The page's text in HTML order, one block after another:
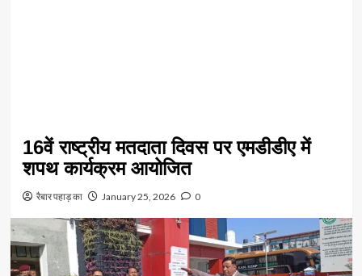
16वें राष्ट्रीय मतदाता दिवस पर एमडीडीए में
शपथ कार्यक्रम आयोजित
रैबार पहाड़ का January 25, 2026 0